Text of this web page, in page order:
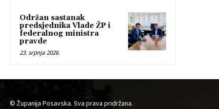
Održan sastanak
predsjednika Vlade ŽP i
federalnog ministra
pravde
23. srpnja 2026.
© Županija Posavska. Sva prava pridržana.